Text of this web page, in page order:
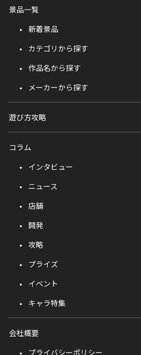
景品一覧
新着景品
カテゴリから探す
作品名から探す
メーカーから探す
遊び方攻略
コラム
インタビュー
ニュース
店舗
開発
攻略
プライズ
イベント
キャラ特集
会社概要
プライバシーポリシー